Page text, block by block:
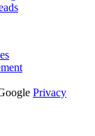
Privacy